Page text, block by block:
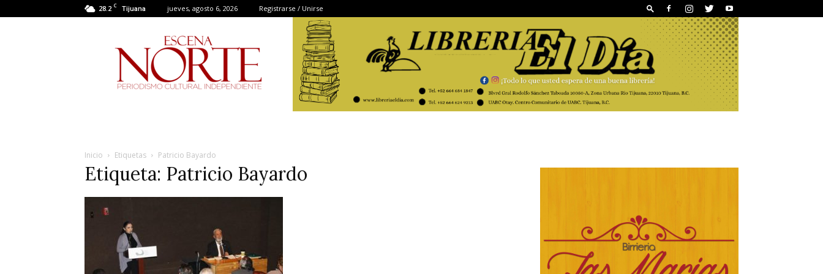
28.2 C Tijuana jueves, agosto 6, 2026 Registrarse / Unirse
Norte
Inicio Etiquetas Patricio Bayardo
Etiqueta: Patricio Bayardo